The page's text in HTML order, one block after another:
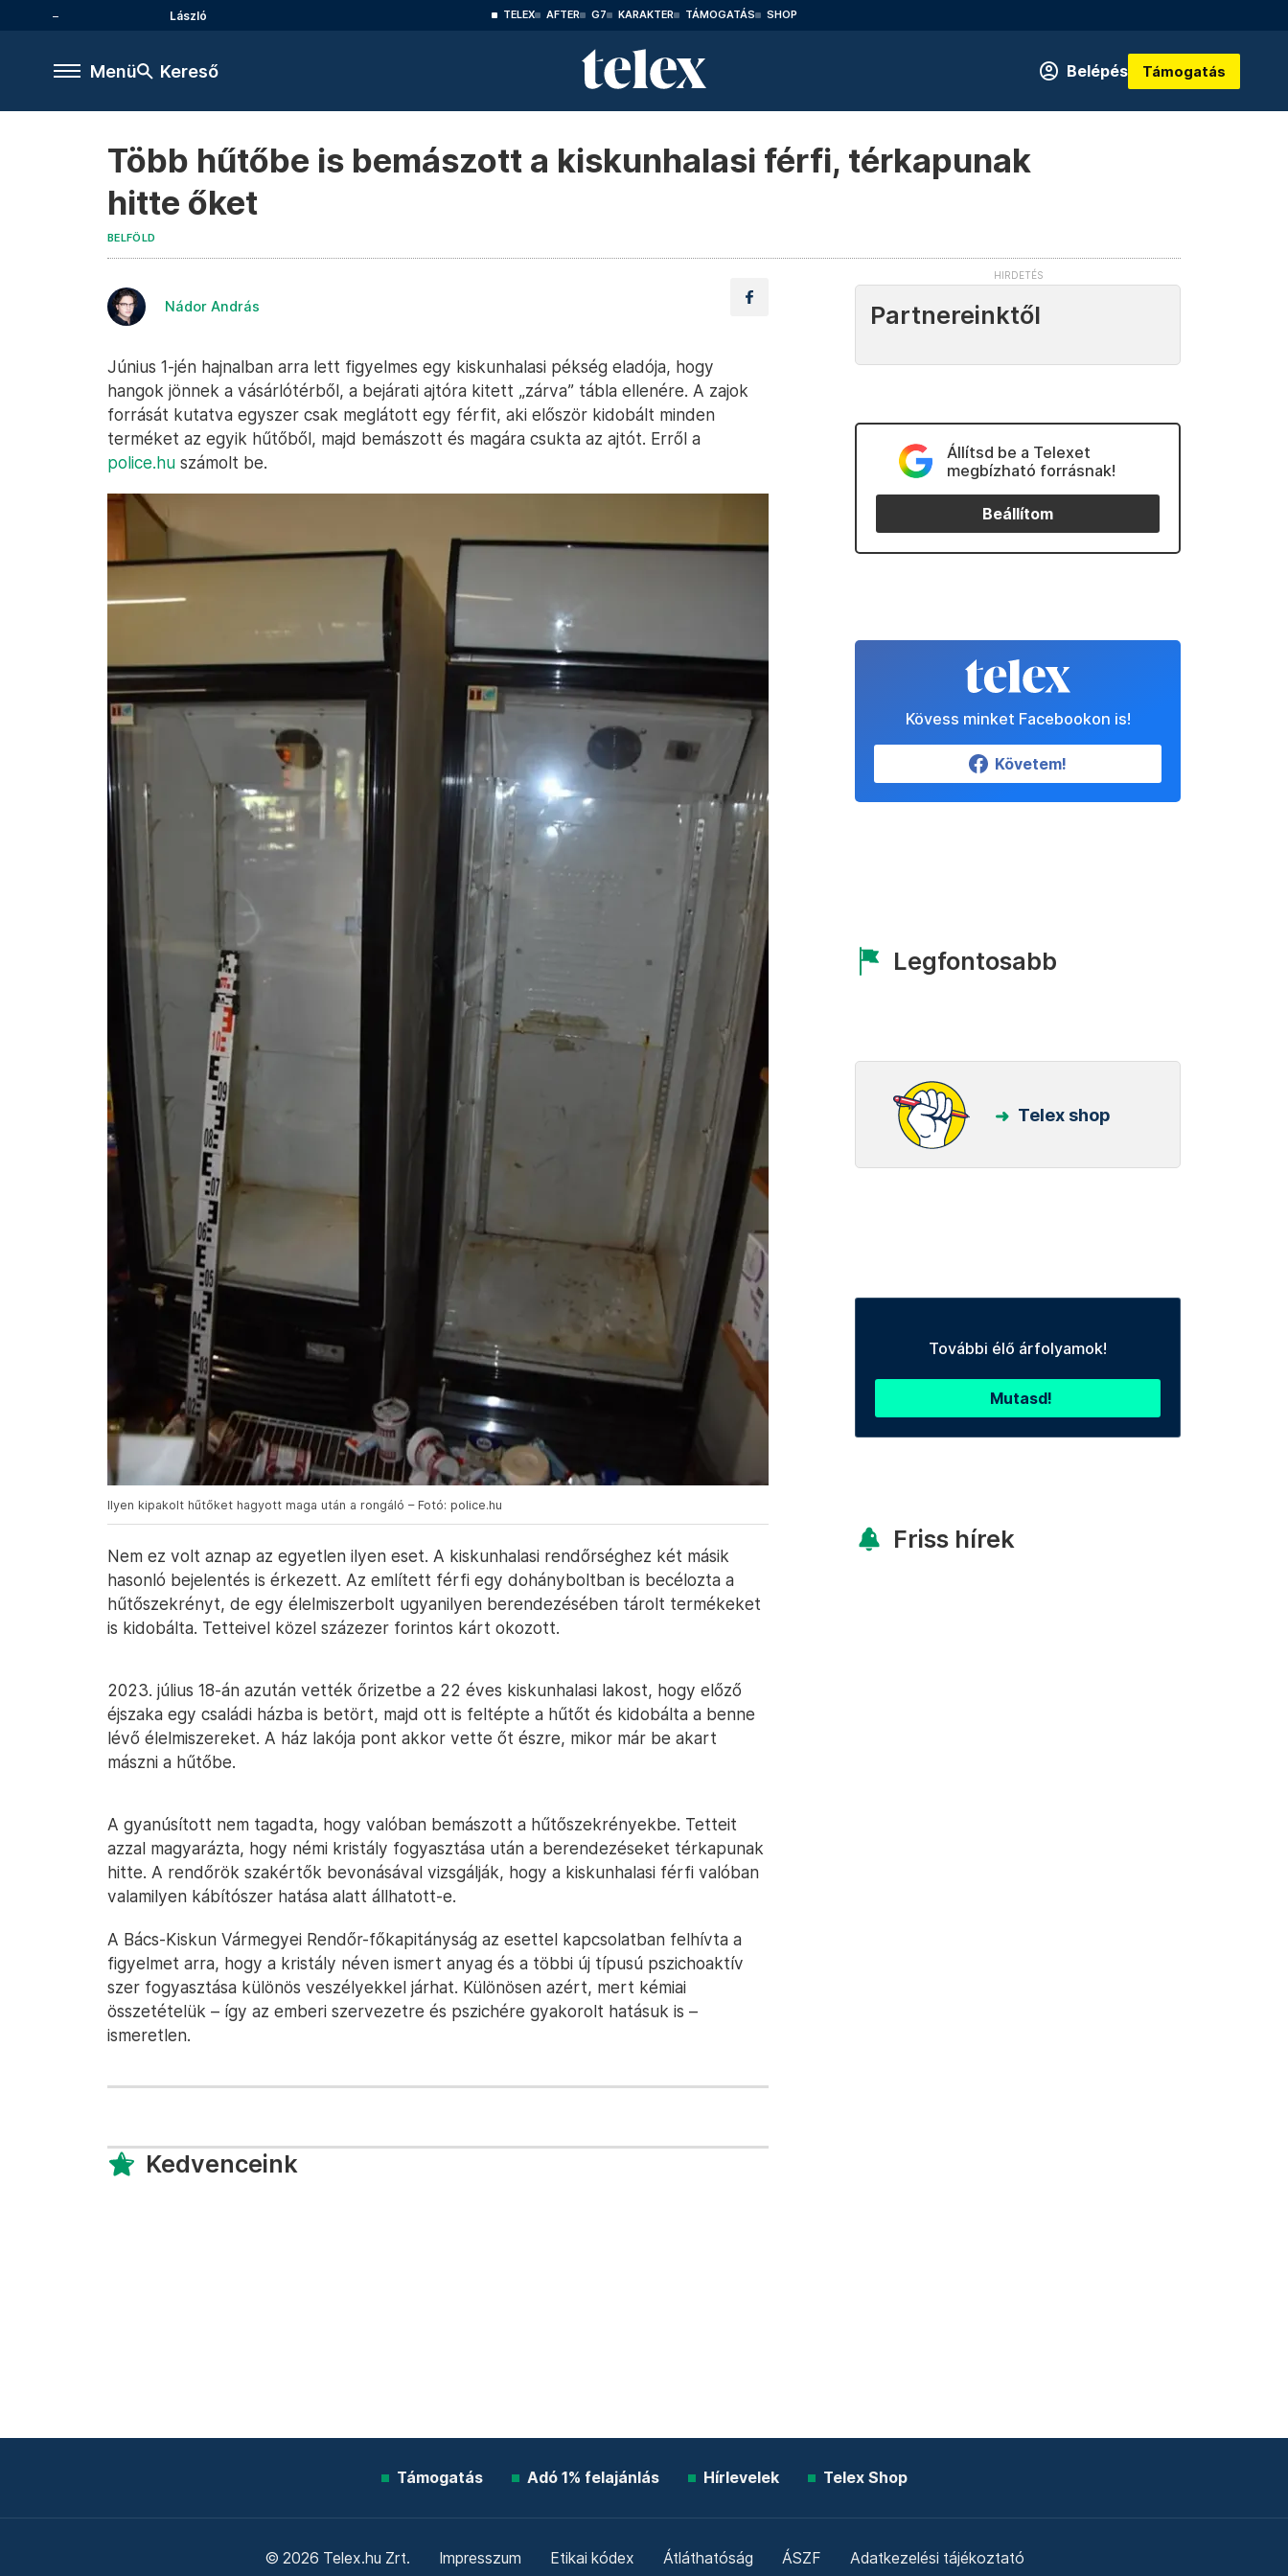
László TELEX AFTER G7 KARAKTER TÁMOGATÁS SHOP
Menü Kereső Belépés Támogatás
Több hűtőbe is bemászott a kiskunhalasi férfi, térkapunak
hitte őket
BELFÖLD
Nádor András
Június 1-jén hajnalban arra lett figyelmes egy kiskunhalasi pékség eladója, hogy
hangok jönnek a vásárlótérből, a bejárati ajtóra kitett „zárva” tábla ellenére. A zajok
forrását kutatva egyszer csak meglátott egy férfit, aki először kidobált minden
terméket az egyik hűtőből, majd bemászott és magára csukta az ajtót. Erről a
police.hu számolt be.
Ilyen kipakolt hűtőket hagyott maga után a rongáló – Fotó: police.hu
Nem ez volt aznap az egyetlen ilyen eset. A kiskunhalasi rendőrséghez két másik
hasonló bejelentés is érkezett. Az említett férfi egy dohányboltban is becélozta a
hűtőszekrényt, de egy élelmiszerbolt ugyanilyen berendezésében tárolt termékeket
is kidobálta. Tetteivel közel százezer forintos kárt okozott.
2023. július 18-án azután vették őrizetbe a 22 éves kiskunhalasi lakost, hogy előző
éjszaka egy családi házba is betört, majd ott is feltépte a hűtőt és kidobálta a benne
lévő élelmiszereket. A ház lakója pont akkor vette őt észre, mikor már be akart
mászni a hűtőbe.
A gyanúsított nem tagadta, hogy valóban bemászott a hűtőszekrényekbe. Tetteit
azzal magyarázta, hogy némi kristály fogyasztása után a berendezéseket térkapunak
hitte. A rendőrök szakértők bevonásával vizsgálják, hogy a kiskunhalasi férfi valóban
valamilyen kábítószer hatása alatt állhatott-e.
A Bács-Kiskun Vármegyei Rendőr-főkapitányság az esettel kapcsolatban felhívta a
figyelmet arra, hogy a kristály néven ismert anyag és a többi új típusú pszichoaktív
szer fogyasztása különös veszélyekkel járhat. Különösen azért, mert kémiai
összetételük – így az emberi szervezetre és pszichére gyakorolt hatásuk is –
ismeretlen.
Kedvenceink
Partnereinktől
Állítsd be a Telexet
megbízható forrásnak!
Beállítom
Kövess minket Facebookon is!
Követem!
Legfontosabb
Telex shop
További élő árfolyamok!
Mutasd!
Friss hírek
Támogatás Adó 1% felajánlás Hírlevelek Telex Shop
© 2026 Telex.hu Zrt. Impresszum Etikai kódex Átláthatóság ÁSZF Adatkezelési tájékoztató